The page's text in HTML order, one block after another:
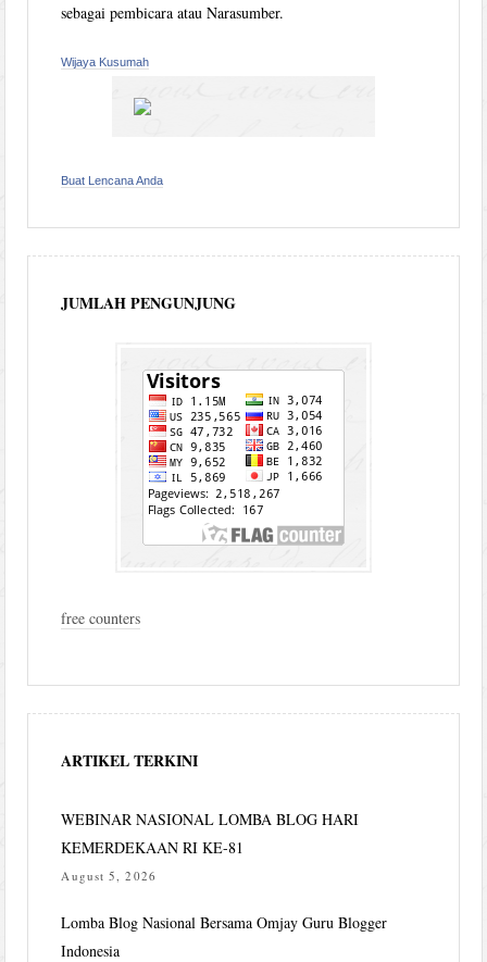
sebagai pembicara atau Narasumber.
Wijaya Kusumah
Buat Lencana Anda
JUMLAH PENGUNJUNG
free counters
ARTIKEL TERKINI
WEBINAR NASIONAL LOMBA BLOG HARI
KEMERDEKAAN RI KE-81
August 5, 2026
Lomba Blog Nasional Bersama Omjay Guru Blogger
Indonesia